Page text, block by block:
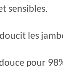
sensibles.
les
pour